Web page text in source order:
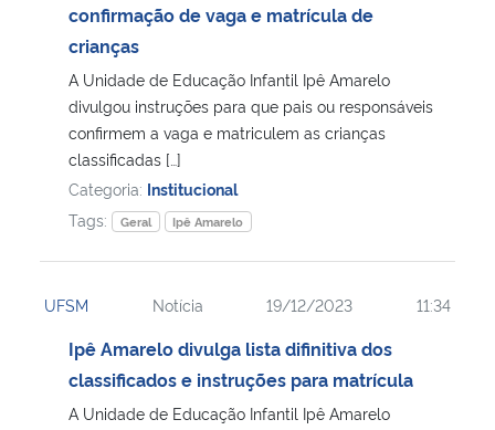
confirmação de vaga e matrícula de
crianças
A Unidade de Educação Infantil Ipê Amarelo
divulgou instruções para que pais ou responsáveis
confirmem a vaga e matriculem as crianças
classificadas […]
Categoria: Institucional
Tags:
Geral Ipê Amarelo
UFSM Notícia 19/12/2023 11:34
Ipê Amarelo divulga lista difinitiva dos
classificados e instruções para matrícula
A Unidade de Educação Infantil Ipê Amarelo